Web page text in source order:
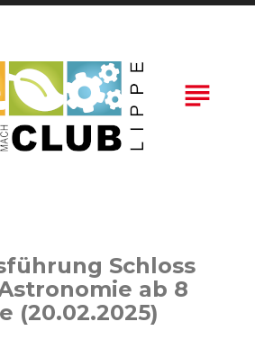
subject
Schloss
ab 8
(20.02.2025)